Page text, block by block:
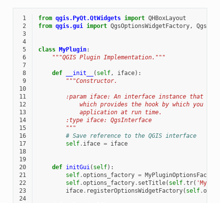
1 from qgis.PyQt.QtWidgets import QHBoxLayout
2
from qgis.gui import QgsOptionsWidgetFactory,
3
4
5
class MyPlugin:
6
"""QGIS Plugin Implementation."""
7
8
def __init__ ( self, iface):
9
"""Constructor.
10
11
:param iface: An interface instance that
12
which provides the hook by which you can
13
            application at run time.
14
        :type iface: QgsInterface
15
        """
16
# Save reference to the QGIS interface
17
self. iface = iface
18
19
20
def initGui( self):
21
self.options_factory = MyPluginOptionsFactory
22
self.options_factory. setTitle( self.tr( 'My
23
iface. registerOptionsWidgetFactory( self.
24